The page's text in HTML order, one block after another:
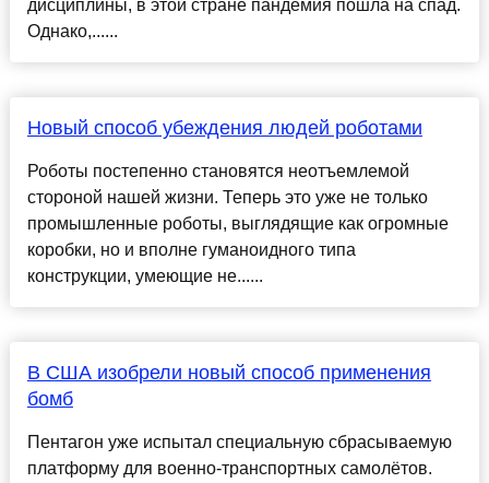
дисциплины, в этой стране пандемия пошла на спад.
Однако,......
Новый способ убеждения людей роботами
Роботы постепенно становятся неотъемлемой
стороной нашей жизни. Теперь это уже не только
промышленные роботы, выглядящие как огромные
коробки, но и вполне гуманоидного типа
конструкции, умеющие не......
В США изобрели новый способ применения
бомб
Пентагон уже испытал специальную сбрасываемую
платформу для военно-транспортных самолётов.